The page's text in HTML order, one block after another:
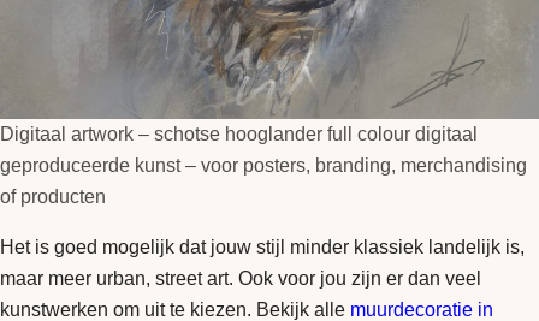
Digitaal artwork – schotse hooglander full colour digitaal
geproduceerde kunst – voor posters, branding, merchandising
of producten
Het is goed mogelijk dat jouw stijl minder klassiek landelijk is,
maar meer urban, street art. Ook voor jou zijn er dan veel
kunstwerken om uit te kiezen. Bekijk alle muurdecoratie in